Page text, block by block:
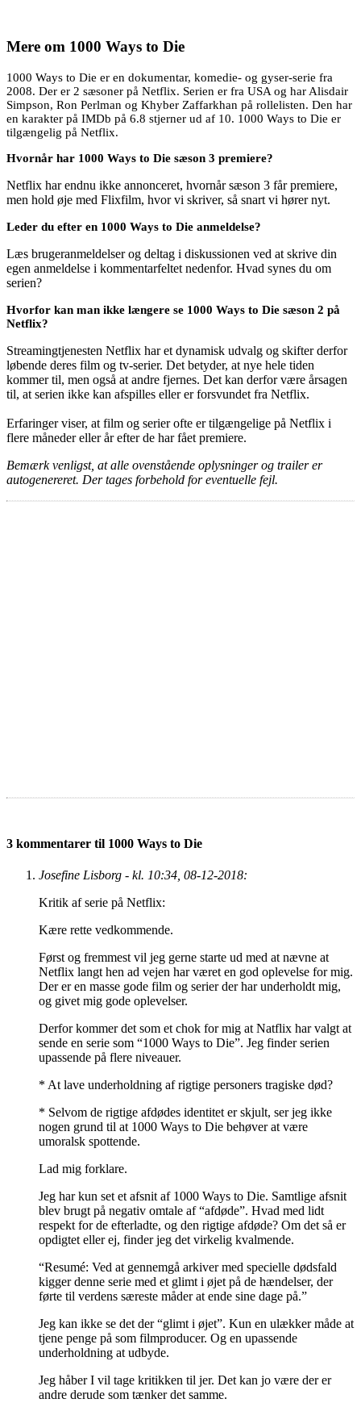
Mere om 1000 Ways to Die
1000 Ways to Die er en dokumentar, komedie- og gyser-serie fra
2008. Der er 2 sæsoner på Netflix. Serien er fra USA og har Alisdair
Simpson, Ron Perlman og Khyber Zaffarkhan på rollelisten. Den har
en karakter på IMDb på 6.8 stjerner ud af 10. 1000 Ways to Die er
tilgængelig på Netflix.
Hvornår har 1000 Ways to Die sæson 3 premiere?
Netflix har endnu ikke annonceret, hvornår sæson 3 får premiere,
men hold øje med Flixfilm, hvor vi skriver, så snart vi hører nyt.
Leder du efter en 1000 Ways to Die anmeldelse?
Læs brugeranmeldelser og deltag i diskussionen ved at skrive din
egen anmeldelse i kommentarfeltet nedenfor. Hvad synes du om
serien?
Hvorfor kan man ikke længere se 1000 Ways to Die sæson 2 på
Netflix?
Streamingtjenesten Netflix har et dynamisk udvalg og skifter derfor
løbende deres film og tv-serier. Det betyder, at nye hele tiden
kommer til, men også at andre fjernes. Det kan derfor være årsagen
til, at serien ikke kan afspilles eller er forsvundet fra Netflix.
Erfaringer viser, at film og serier ofte er tilgængelige på Netflix i
flere måneder eller år efter de har fået premiere.
Bemærk venligst, at alle ovenstående oplysninger og trailer er
autogenereret. Der tages forbehold for eventuelle fejl.
3 kommentarer til 1000 Ways to Die
Josefine Lisborg - kl. 10:34, 08-12-2018:
Kritik af serie på Netflix:
Kære rette vedkommende.
Først og fremmest vil jeg gerne starte ud med at nævne at
Netflix langt hen ad vejen har været en god oplevelse for mig.
Der er en masse gode film og serier der har underholdt mig,
og givet mig gode oplevelser.
Derfor kommer det som et chok for mig at Natflix har valgt at
sende en serie som “1000 Ways to Die”. Jeg finder serien
upassende på flere niveauer.
* At lave underholdning af rigtige personers tragiske død?
* Selvom de rigtige afdødes identitet er skjult, ser jeg ikke
nogen grund til at 1000 Ways to Die behøver at være
umoralsk spottende.
Lad mig forklare.
Jeg har kun set et afsnit af 1000 Ways to Die. Samtlige afsnit
blev brugt på negativ omtale af “afdøde”. Hvad med lidt
respekt for de efterladte, og den rigtige afdøde? Om det så er
opdigtet eller ej, finder jeg det virkelig kvalmende.
“Resumé: Ved at gennemgå arkiver med specielle dødsfald
kigger denne serie med et glimt i øjet på de hændelser, der
førte til verdens særeste måder at ende sine dage på.”
Jeg kan ikke se det der “glimt i øjet”. Kun en ulækker måde at
tjene penge på som filmproducer. Og en upassende
underholdning at udbyde.
Jeg håber I vil tage kritikken til jer. Det kan jo være der er
andre derude som tænker det samme.